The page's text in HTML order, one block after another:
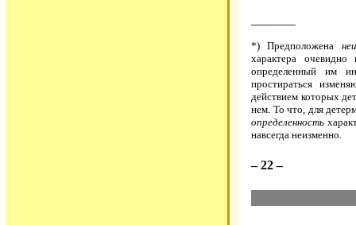
*) Предположена
характера
определенный им
простираться
действием которых
нем. То что, для
определенность
навсегда неизменно.
– 22 –